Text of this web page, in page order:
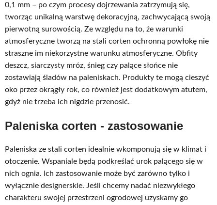
0,1 mm – po czym procesy dojrzewania zatrzymują się,
tworząc unikalną warstwę dekoracyjną, zachwycającą swoją
pierwotną surowością. Ze względu na to, że warunki
atmosferyczne tworzą na stali corten ochronną powłokę nie
straszne im niekorzystne warunku atmosferyczne. Obfity
deszcz, siarczysty mróz, śnieg czy palące słońce nie
zostawiają śladów na paleniskach. Produkty te mogą cieszyć
oko przez okrągły rok, co również jest dodatkowym atutem,
gdyż nie trzeba ich nigdzie przenosić.
Paleniska corten - zastosowanie
Paleniska ze stali corten idealnie wkomponują się w klimat i
otoczenie. Wspaniale będą podkreślać urok palącego się w
nich ognia. Ich zastosowanie może być zarówno tylko i
wyłącznie designerskie. Jeśli chcemy nadać niezwykłego
charakteru swojej przestrzeni ogrodowej uzyskamy go